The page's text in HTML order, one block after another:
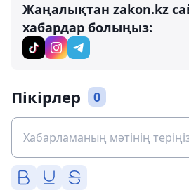
Жаңалықтан zakon.kz
хабардар болыңыз:
Пікірлер 0